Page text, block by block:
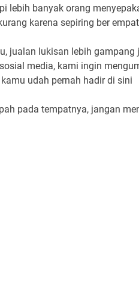
lebih banyak orang
karena sepiring ber
jualan lukisan lebih
media, kami ingin
udah pernah hadir di sini
pada tempatnya, jangan